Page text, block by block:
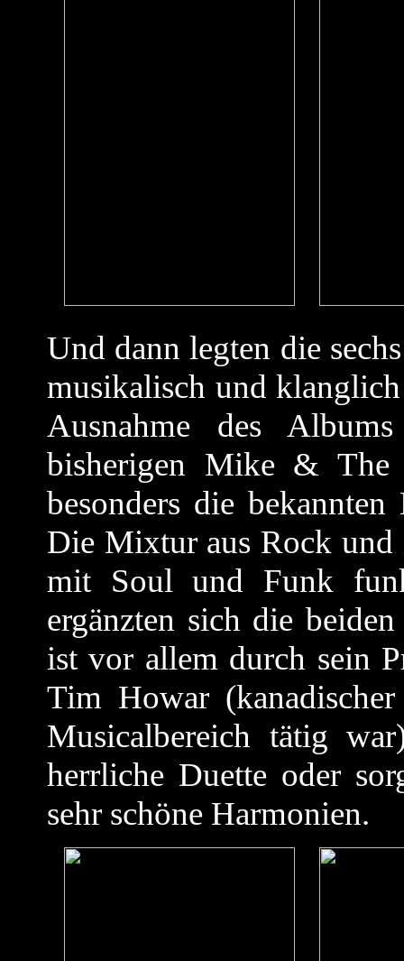
Und dann legten die
musikalisch und
Ausnahme des
bisherigen Mike & The
besonders die
Die Mixtur aus Rock und
mit Soul und Funk
ergänzten sich die
ist vor allem durch sein
Tim Howar
Musicalbereich tätig
herrliche Duette oder
sehr schöne Harmonien.